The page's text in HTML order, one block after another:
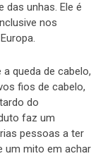
unhas. Ele é
nos
queda de cabelo,
fios de cabelo,
do
faz um
pessoas a ter
um mito em achar